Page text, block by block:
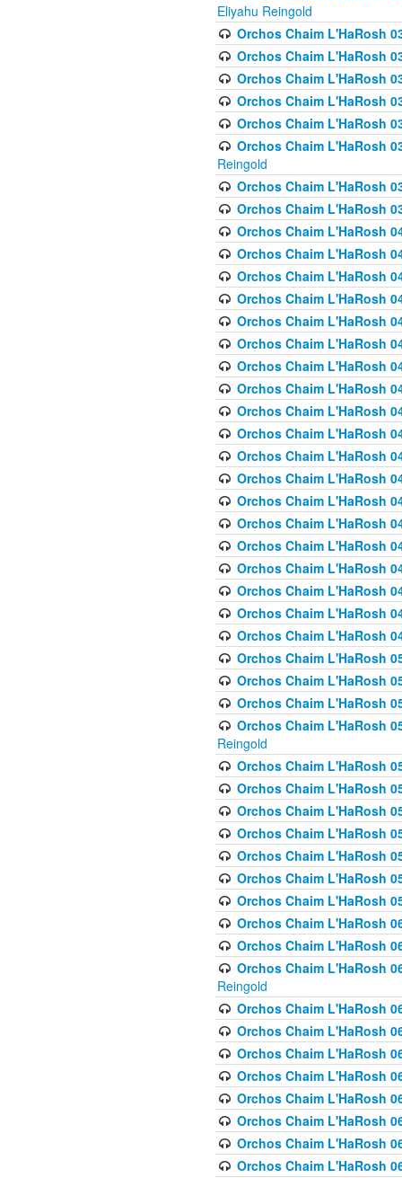
Eliyahu Reingold
Orchos Chaim L'HaRosh
Orchos Chaim L'HaRosh
Orchos Chaim L'HaRosh
Orchos Chaim L'HaRosh
Orchos Chaim L'HaRosh
Orchos Chaim L'HaRosh
Reingold
Orchos Chaim L'HaRosh
Orchos Chaim L'HaRosh
Orchos Chaim L'HaRosh
Orchos Chaim L'HaRosh
Orchos Chaim L'HaRosh
Orchos Chaim L'HaRosh
Orchos Chaim L'HaRosh
Orchos Chaim L'HaRosh
Orchos Chaim L'HaRosh
Orchos Chaim L'HaRosh
Orchos Chaim L'HaRosh
Orchos Chaim L'HaRosh
Orchos Chaim L'HaRosh
Orchos Chaim L'HaRosh
Orchos Chaim L'HaRosh
Orchos Chaim L'HaRosh
Orchos Chaim L'HaRosh
Orchos Chaim L'HaRosh
Orchos Chaim L'HaRosh
Orchos Chaim L'HaRosh
Orchos Chaim L'HaRosh
Orchos Chaim L'HaRosh
Orchos Chaim L'HaRosh
Orchos Chaim L'HaRosh
Orchos Chaim L'HaRosh
Reingold
Orchos Chaim L'HaRosh
Orchos Chaim L'HaRosh
Orchos Chaim L'HaRosh
Orchos Chaim L'HaRosh
Orchos Chaim L'HaRosh
Orchos Chaim L'HaRosh
Orchos Chaim L'HaRosh
Orchos Chaim L'HaRosh
Orchos Chaim L'HaRosh
Orchos Chaim L'HaRosh
Reingold
Orchos Chaim L'HaRosh
Orchos Chaim L'HaRosh
Orchos Chaim L'HaRosh
Orchos Chaim L'HaRosh
Orchos Chaim L'HaRosh
Orchos Chaim L'HaRosh
Orchos Chaim L'HaRosh
Orchos Chaim L'HaRosh